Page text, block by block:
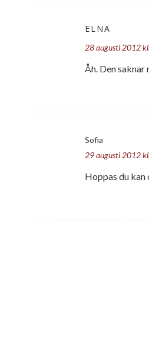
ELNA
28 augusti 2012
Åh. Den saknar
Sofia
29 augusti 2012
Hoppas du kan